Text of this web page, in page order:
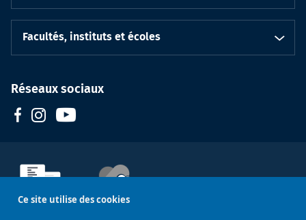
Ce site utilise des cookies
Facultés, instituts et écoles
Réseaux sociaux
Soutenez